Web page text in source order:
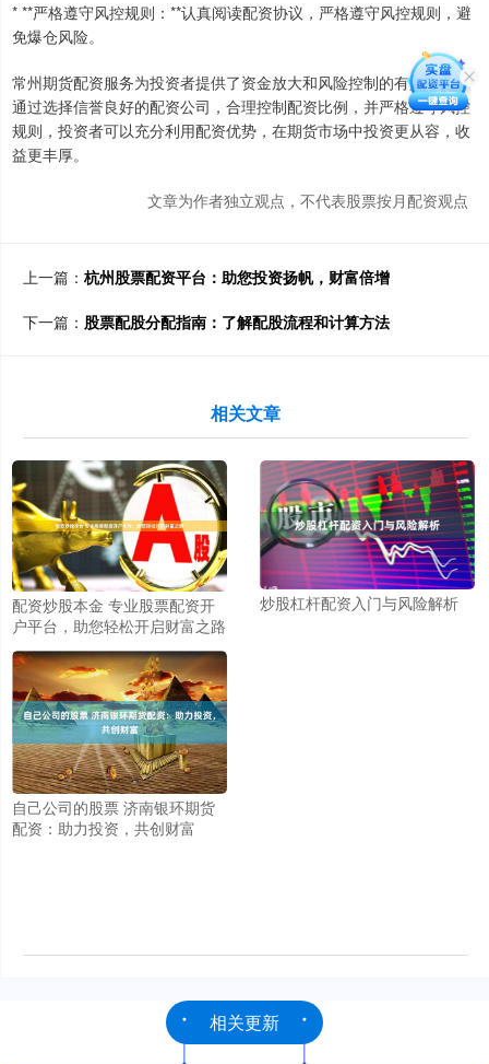
* **严格遵守风控规则：**认真阅读配资协议，严格遵守风控规则，避
免爆仓风险。
常州期货配资服务为投资者提供了资金放大和风险控制的有效工具。
通过选择信誉良好的配资公司，合理控制配资比例，并严格遵守风控
规则，投资者可以充分利用配资优势，在期货市场中投资更从容，收
益更丰厚。
文章为作者独立观点，不代表股票按月配资观点
上一篇： 杭州股票配资平台：助您投资扬帆，财富倍增
下一篇： 股票配股分配指南：了解配股流程和计算方法
相关文章
配资炒股本金 专业股票配资开
户平台，助您轻松开启财富之路
炒股杠杆配资入门与风险解析
自己公司的股票 济南银环期货
配资：助力投资，共创财富
相关更新